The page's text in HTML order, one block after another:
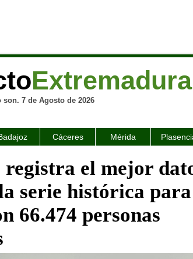
Extremadura
son. 7 de Agosto de 2026
Cáceres Mérida
el mejor
serie histórica para
66.474 personas